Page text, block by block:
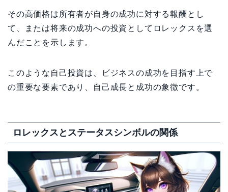
その高価格は所有者が自身の成功に対する報酬とし
て、または将来の成功への投資としてロレックスを選
んだことを示します。
このような自己投資は、ビジネスの成功を目指す上で
の重要な要素であり、自己成長と成功の象徴です。
ロレックスとステータスシンボルの関係